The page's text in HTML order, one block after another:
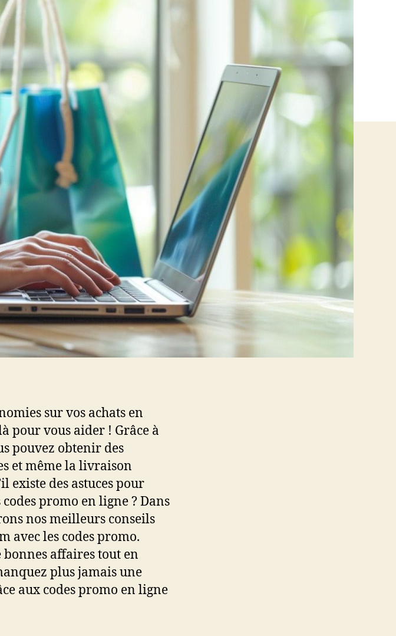
sur vos achats en
pour vous aider ! Grâce à
pouvez obtenir des
et même la livraison
existe des astuces pour
promo en ligne ? Dans
nos meilleurs conseils
avec les codes promo.
bonnes affaires tout en
plus jamais une
aux codes promo en ligne